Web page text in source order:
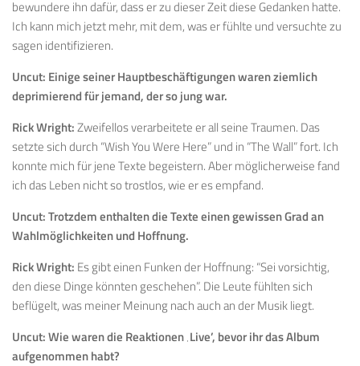
bewundere ihn dafür, dass er zu dieser Zeit diese Gedanken hatte.
Ich kann mich jetzt mehr, mit dem, was er fühlte und versuchte zu
sagen identifizieren.
Uncut: Einige seiner Hauptbeschäftigungen waren ziemlich
deprimierend für jemand, der so jung war.
Rick Wright:Zweifellos verarbeitete er all seine Traumen. Das
setzte sich durch “Wish You Were Here” und in “The Wall” fort. Ich
konnte mich für jene Texte begeistern. Aber möglicherweise fand
ich das Leben nicht so trostlos, wie er es empfand.
Uncut:Trotzdem enthalten die Texte einen gewissen Grad an
Wahlmöglichkeiten und Hoffnung.
Rick Wright: Es gibt einen Funken der Hoffnung: “Sei vorsichtig,
den diese Dinge könnten geschehen”. Die Leute fühlten sich
beflügelt, was meiner Meinung nach auch an der Musik liegt.
Uncut:Wie waren die Reaktionen ‚Live’, bevor ihr das Album
aufgenommen habt?